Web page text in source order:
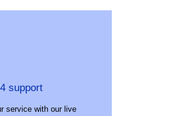
support
service with our live